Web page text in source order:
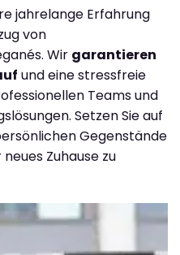
jahrelange Erfahrung
von
Wir garantieren
und eine stressfreie
Teams und
Setzen Sie auf
Gegenstände
Zuhause zu